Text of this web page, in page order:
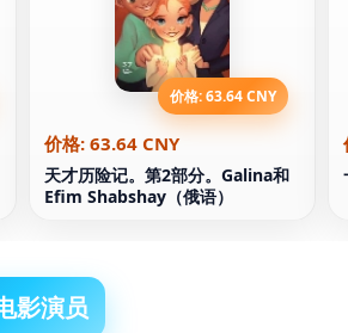
价格: 63.64 CNY
价格: 63.64 CNY
天才历险记。第2部分。Galina和
Efim Shabshay（俄语）
影演员